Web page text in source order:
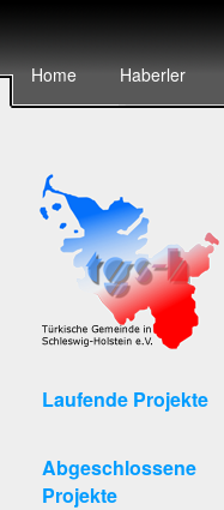
Home Haberler
Laufende Projekte
Abgeschlossene
Projekte